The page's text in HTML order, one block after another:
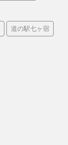
道の駅七ヶ宿